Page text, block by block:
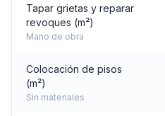
Tapar grietas y reparar
revoques (m²)
Mano de obra
Colocación de pisos
(m²)
Sin materiales